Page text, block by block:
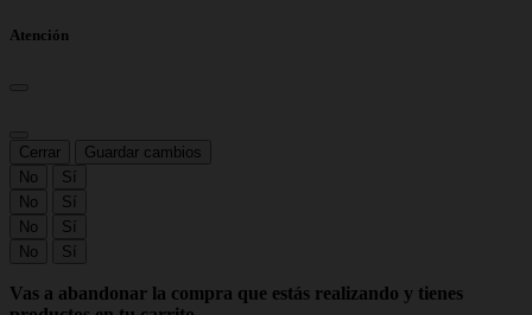
Atención
Cerrar
Guardar cambios
No
Sí
No
Sí
No
Sí
No
Sí
Vas a abandonar la compra que estás realizando y tienes